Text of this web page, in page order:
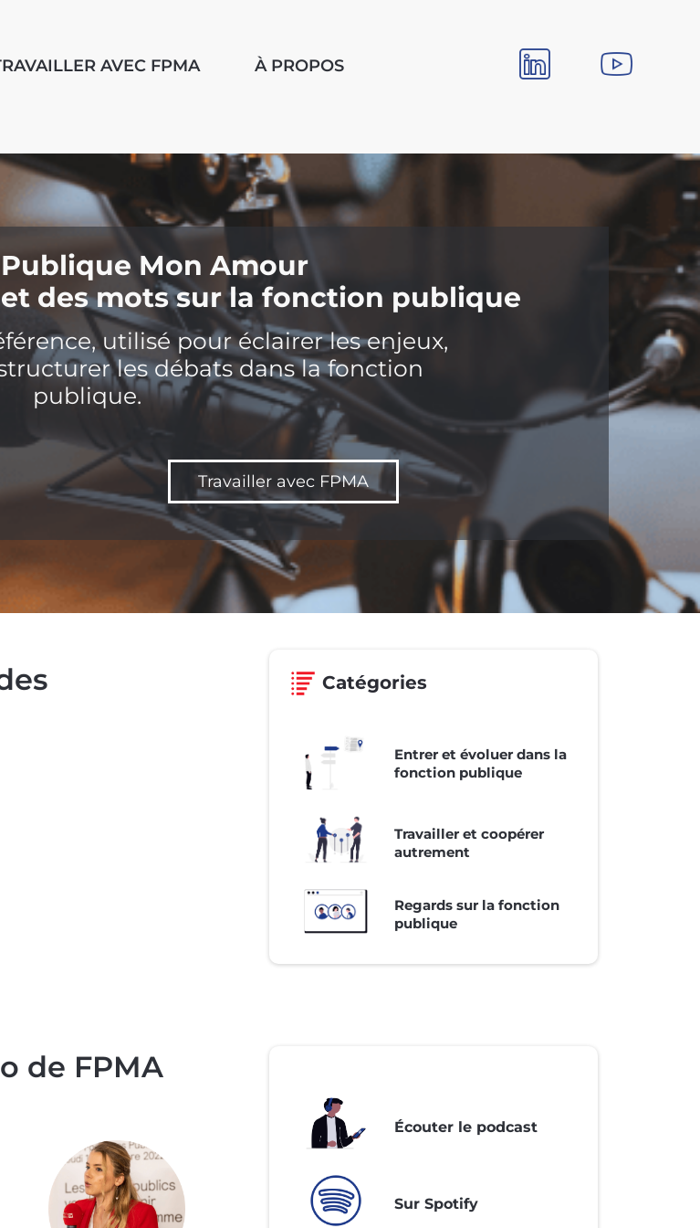
AVEC FPMA À PROPOS
Mon Amour
des mots sur la fonction publique
utilisé pour éclairer les enjeux,
les débats dans la fonction
publique.
Travailler avec FPMA
Catégories
Entrer et évoluer dans la
fonction publique
Travailler et coopérer
autrement
Regards sur la fonction
publique
de FPMA
Écouter le podcast
Sur Spotify